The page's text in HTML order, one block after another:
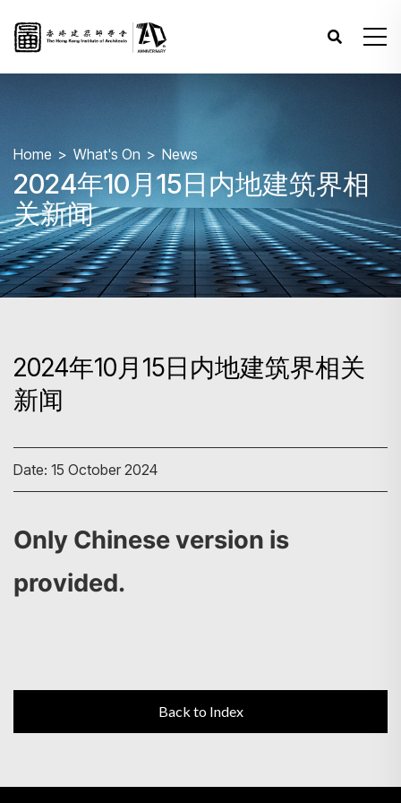
Home What's On News
2024年10月15日内地建筑界相
关新闻
2024年10月15日内地建筑界相关
新闻
Date: 15 October 2024
Only Chinese version is
provided.
Back to Index